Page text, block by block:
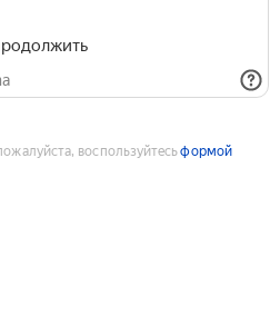
воспользуйтесьформой